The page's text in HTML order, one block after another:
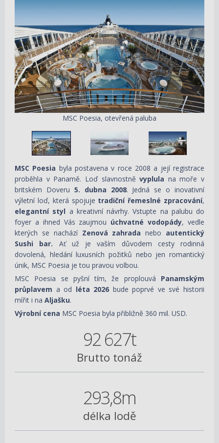
MSC Poesia, otevřená paluba
MSC Poesia byla postavena v roce 2008 a její registrace
proběhla v Panamě. Loď slavnostněvyplula na moře v
britském Doveru 5. dubna 2008. Jedná se o inovativní
výletní loď, která spojuje tradiční řemeslné zpracování,
elegantní styl a kreativní návrhy. Vstupte na palubu do
foyer a ihned Vás zaujmou úchvatné vodopády, vedle
kterých se nachází Zenová zahrada nebo autentický
Sushi bar. Ať už je vaším důvodem cesty rodinná
dovolená, hledání luxusních požitků nebo jen romantický
únik, MSC Poesia je tou pravou volbou.
MSC Poesia se pyšní tím, že proplouvá Panamským
průplavem a od léta 2026 bude poprvé ve své historii
mířit i na Aljašku.
Výrobní cena MSC Poesia byla přibližně 360 mil. USD.
92 627t
Brutto tonáž
293,8m
délka lodě